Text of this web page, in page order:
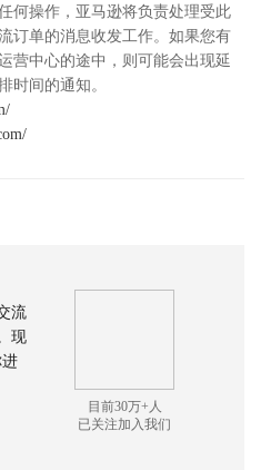
何操作，亚马逊将负责处理受此
订单的消息收发工作。如果您有
营中心的途中，则可能会出现延
时间的通知。
流
现
进
目前30万+人
已关注加入我们